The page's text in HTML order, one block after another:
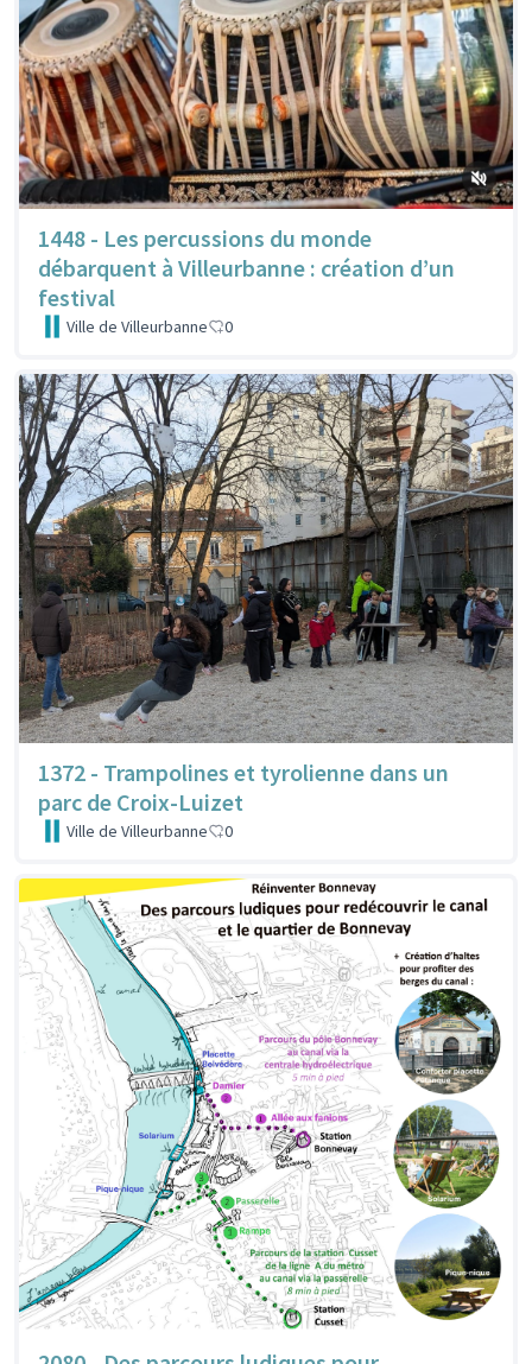
1448 - Les percussions du monde
débarquent à Villeurbanne : création d’un
festival
Ville de Villeurbanne 0
1372 - Trampolines et tyrolienne dans un
parc de Croix-Luizet
Ville de Villeurbanne 0